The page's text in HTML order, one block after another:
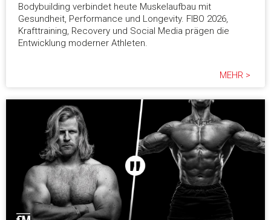
Bodybuilding verbindet heute Muskelaufbau mit
Gesundheit, Performance und Longevity. FIBO 2026,
Krafttraining, Recovery und Social Media prägen die
Entwicklung moderner Athleten.
MEHR >